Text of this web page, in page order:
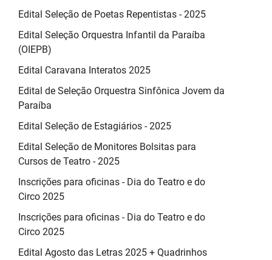
Edital Seleção de Poetas Repentistas - 2025
Edital Seleção Orquestra Infantil da Paraíba
(OIEPB)
Edital Caravana Interatos 2025
Edital de Seleção Orquestra Sinfônica Jovem da
Paraíba
Edital Seleção de Estagiários - 2025
Edital Seleção de Monitores Bolsitas para
Cursos de Teatro - 2025
Inscrições para oficinas - Dia do Teatro e do
Circo 2025
Inscrições para oficinas - Dia do Teatro e do
Circo 2025
Edital Agosto das Letras 2025 + Quadrinhos